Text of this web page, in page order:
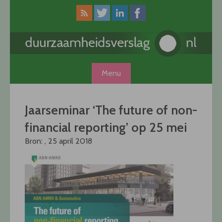
Menu
Jaarseminar ‘The future of non-
financial reporting’ op 25 mei
Bron: , 25 april 2018